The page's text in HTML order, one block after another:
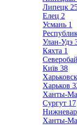
Липецк
Елец 2
Усмань 1
Улан-Удэ
Кяхта 1
Київ 38
Харьков
Ханты-
Сургут 17
Ханты-